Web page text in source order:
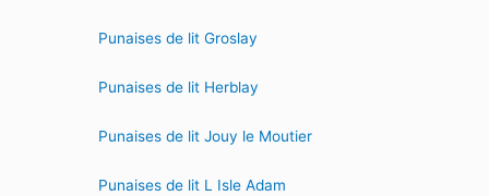
Punaises de lit Groslay
Punaises de lit Herblay
Punaises de lit Jouy le Moutier
Punaises de lit L Isle Adam